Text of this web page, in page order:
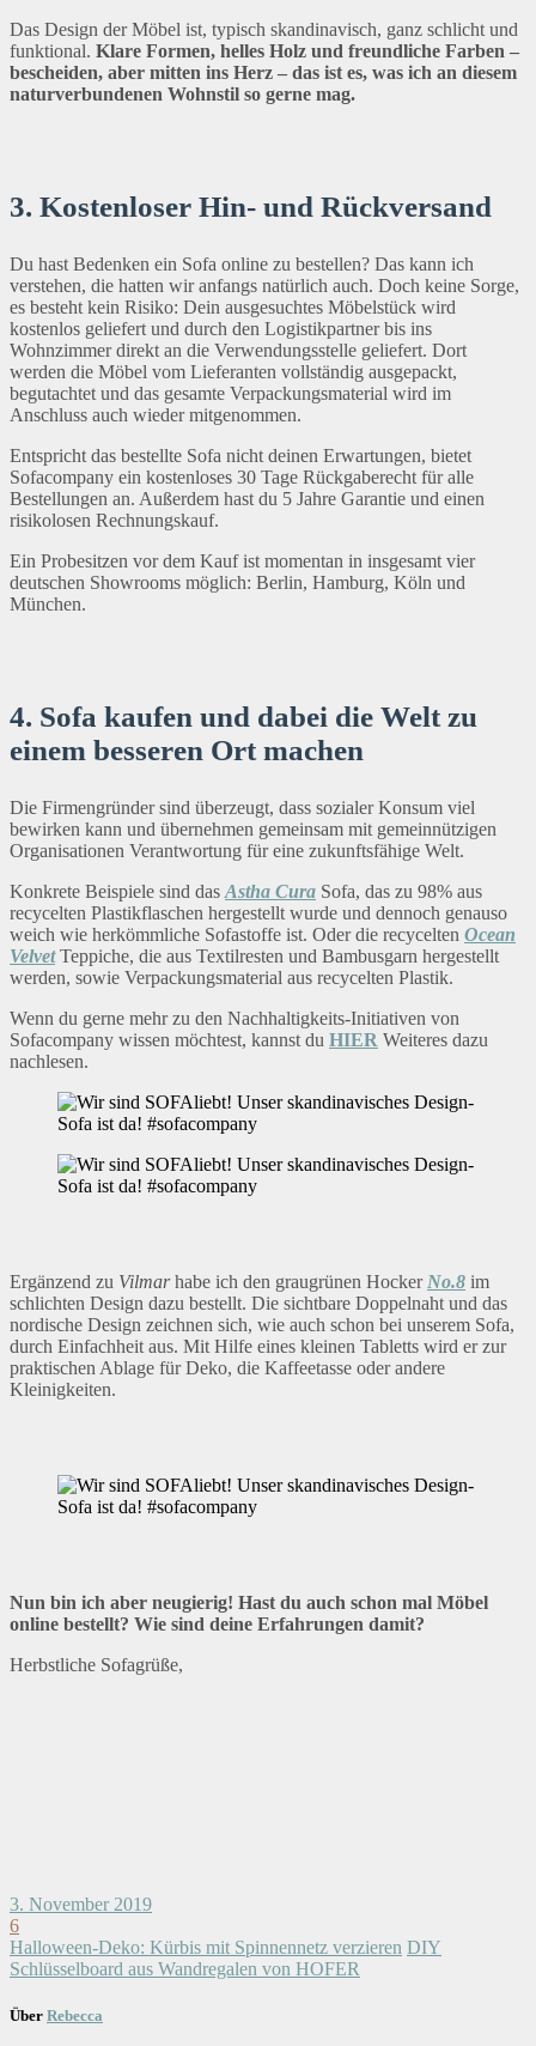
Das Design der Möbel ist, typisch skandinavisch, ganz schlicht und
funktional. Klare Formen, helles Holz und freundliche Farben –
bescheiden, aber mitten ins Herz – das ist es, was ich an diesem
naturverbundenen Wohnstil so gerne mag.
3. Kostenloser Hin- und Rückversand
Du hast Bedenken ein Sofa online zu bestellen? Das kann ich
verstehen, die hatten wir anfangs natürlich auch. Doch keine Sorge,
es besteht kein Risiko: Dein ausgesuchtes Möbelstück wird
kostenlos geliefert und durch den Logistikpartner bis ins
Wohnzimmer direkt an die Verwendungsstelle geliefert. Dort
werden die Möbel vom Lieferanten vollständig ausgepackt,
begutachtet und das gesamte Verpackungsmaterial wird im
Anschluss auch wieder mitgenommen.
Entspricht das bestellte Sofa nicht deinen Erwartungen, bietet
Sofacompany ein kostenloses 30 Tage Rückgaberecht für alle
Bestellungen an. Außerdem hast du 5 Jahre Garantie und einen
risikolosen Rechnungskauf.
Ein Probesitzen vor dem Kauf ist momentan in insgesamt vier
deutschen Showrooms möglich: Berlin, Hamburg, Köln und
München.
4. Sofa kaufen und dabei die Welt zu
einem besseren Ort machen
Die Firmengründer sind überzeugt, dass sozialer Konsum viel
bewirken kann und übernehmen gemeinsam mit gemeinnützigen
Organisationen Verantwortung für eine zukunftsfähige Welt.
Konkrete Beispiele sind das Astha Cura Sofa, das zu 98% aus
recycelten Plastikflaschen hergestellt wurde und dennoch genauso
weich wie herkömmliche Sofastoffe ist. Oder die recycelten Ocean
VelvetTeppiche, die aus Textilresten und Bambusgarn hergestellt
werden, sowie Verpackungsmaterial aus recycelten Plastik.
Wenn du gerne mehr zu den Nachhaltigkeits-Initiativen von
Sofacompany wissen möchtest, kannst du HIER Weiteres dazu
nachlesen.
Ergänzend zu Vilmarhabe ich den graugrünen Hocker No.8 im
schlichten Design dazu bestellt. Die sichtbare Doppelnaht und das
nordische Design zeichnen sich, wie auch schon bei unserem Sofa,
durch Einfachheit aus. Mit Hilfe eines kleinen Tabletts wird er zur
praktischen Ablage für Deko, die Kaffeetasse oder andere
Kleinigkeiten.
Nun bin ich aber neugierig! Hast du auch schon mal Möbel
online bestellt? Wie sind deine Erfahrungen damit?
Herbstliche Sofagrüße,
3. November 2019
6
Halloween-Deko: Kürbis mit Spinnennetz verzieren DIY
Schlüsselboard aus Wandregalen von HOFER
Über Rebecca